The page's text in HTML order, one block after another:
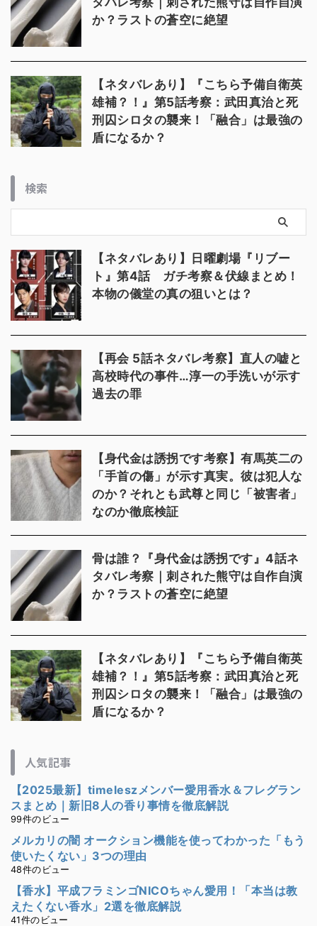
か？ラストの蒼空に絶望
【ネタバレあり】『こちら予備自衛英
雄補？！』第5話考察：武田真治と死
刑囚シロタの襲来！「融合」は最強の
盾になるか？
検索
【ネタバレあり】日曜劇場『リブー
ト』第4話 ガチ考察＆伏線まとめ！
本物の儀堂の真の狙いとは？
【再会 5話ネタバレ考察】直人の嘘と
高校時代の事件…淳一の手洗いが示す
過去の罪
【身代金は誘拐です考察】有馬英二の
「手首の傷」が示す真実。彼は犯人な
のか？それとも武尊と同じ「被害者」
なのか徹底検証
骨は誰？『身代金は誘拐です』4話ネ
タバレ考察｜刺された熊守は自作自演
か？ラストの蒼空に絶望
【ネタバレあり】『こちら予備自衛英
雄補？！』第5話考察：武田真治と死
刑囚シロタの襲来！「融合」は最強の
盾になるか？
人気記事
【2025最新】timeleszメンバー愛用香水＆フレグラン
スまとめ｜新旧8人の香り事情を徹底解説
99件のビュー
メルカリの闇 オークション機能を使ってわかった「もう
使いたくない」3つの理由
48件のビュー
【香水】平成フラミンゴNICOちゃん愛用！「本当は教
えたくない香水」2選を徹底解説
41件のビュー